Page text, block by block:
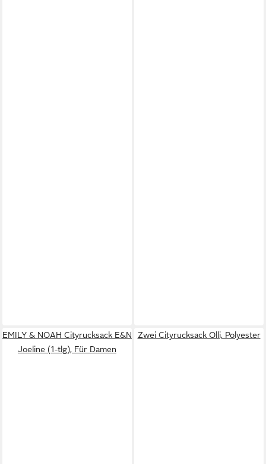
EMILY & NOAH Cityrucksack E&N
Joeline (1-tlg), Für Damen
Zwei Cityrucksack Olli, Polyester